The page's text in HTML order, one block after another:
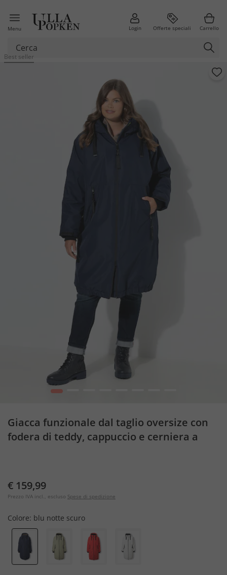
Menu Login Offerte speciali Carrello
Best seller
1
Giacca funzionale dal taglio oversize con
fodera di teddy, cappuccio e cerniera a
€ 159,99
Prezzo IVA incl., escluso Spese di spedizione
Colore: blu notte scuro